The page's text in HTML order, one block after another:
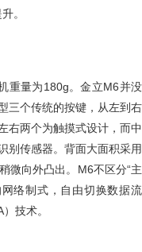
。
重量为180g。金立M6并没
三个传统的按键，从左到右
右两个为触摸式设计，而中
别传感器。背面大面积采用
微向外凸出。M6不区分“主
络制式，自由切换数据流
技术。